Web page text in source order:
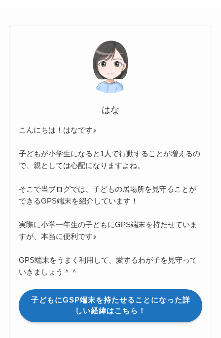
はな
こんにちは！はなです♪
子どもが小学生になると1人で行動することが増えるの
で、親としては心配になりますよね。
そこで当ブログでは、子どもの居場所を見守ることが
できるGPS端末を紹介しています！
実際に小学一年生の子どもにGPS端末を持たせていま
すが、本当に便利です♪
GPS端末をうまく利用して、愛するわが子を見守って
いきましょう＾＾
子どもにGSP端末を持たせることになった詳
しい経緯はこちら！